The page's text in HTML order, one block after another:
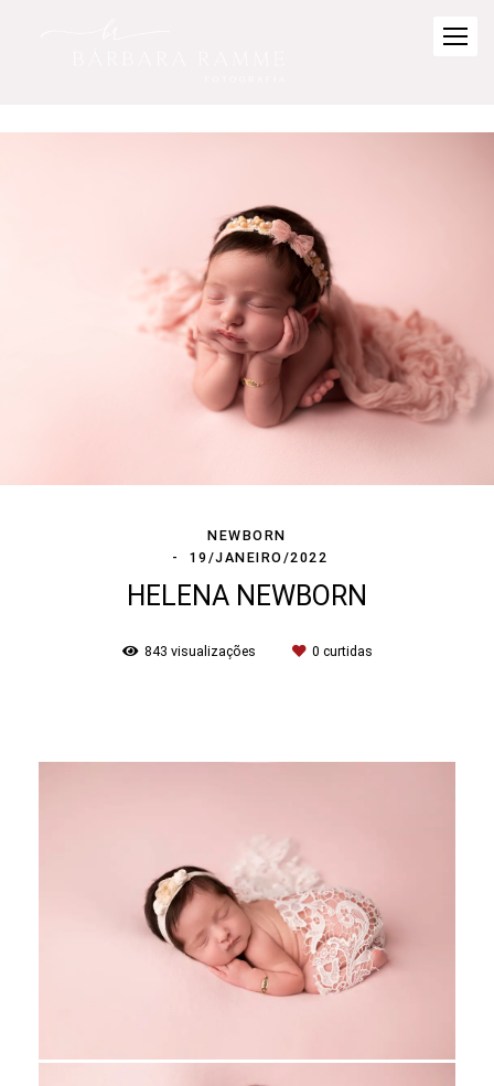
NEWBORN
19/JANEIRO/2022
HELENA NEWBORN
843 visualizações 0 curtidas